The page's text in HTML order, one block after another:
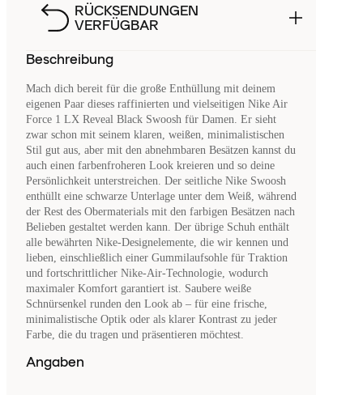
RÜCKSENDUNGEN
VERFÜGBAR
Beschreibung
Mach dich bereit für die große Enthüllung mit deinem
eigenen Paar dieses raffinierten und vielseitigen Nike Air
Force 1 LX Reveal Black Swoosh für Damen. Er sieht
zwar schon mit seinem klaren, weißen, minimalistischen
Stil gut aus, aber mit den abnehmbaren Besätzen kannst du
auch einen farbenfroheren Look kreieren und so deine
Persönlichkeit unterstreichen. Der seitliche Nike Swoosh
enthüllt eine schwarze Unterlage unter dem Weiß, während
der Rest des Obermaterials mit den farbigen Besätzen nach
Belieben gestaltet werden kann. Der übrige Schuh enthält
alle bewährten Nike-Designelemente, die wir kennen und
lieben, einschließlich einer Gummilaufsohle für Traktion
und fortschrittlicher Nike-Air-Technologie, wodurch
maximaler Komfort garantiert ist. Saubere weiße
Schnürsenkel runden den Look ab – für eine frische,
minimalistische Optik oder als klarer Kontrast zu jeder
Farbe, die du tragen und präsentieren möchtest.
Angaben